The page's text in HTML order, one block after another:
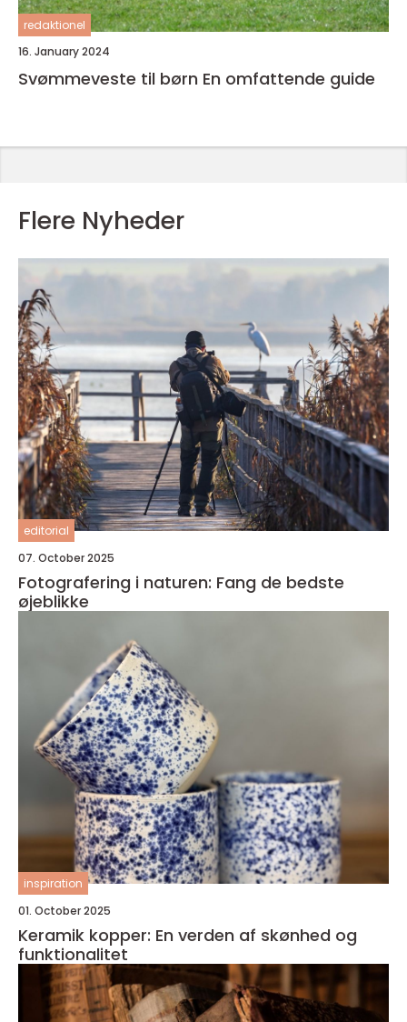
redaktionel
16. January 2024
Svømmeveste til børn En omfattende guide
Flere Nyheder
editorial
07. October 2025
Fotografering i naturen: Fang de bedste
øjeblikke
inspiration
01. October 2025
Keramik kopper: En verden af skønhed og
funktionalitet